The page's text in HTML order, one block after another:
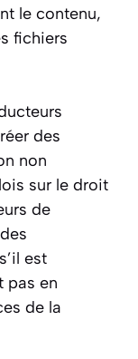
le contenu,
fichiers
des
non
sur le droit
de
est
pas en
de la